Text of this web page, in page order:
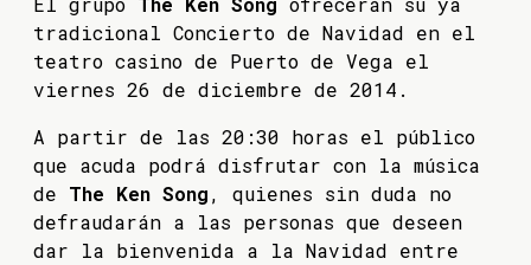
tradicional Concierto de Navidad en el
teatro casino de Puerto de Vega el
viernes 26 de diciembre de 2014.
A partir de las 20:30 horas el público
que acuda podrá disfrutar con la música
de The Ken Song, quienes sin duda no
defraudarán a las personas que deseen
dar la bienvenida a la Navidad entre